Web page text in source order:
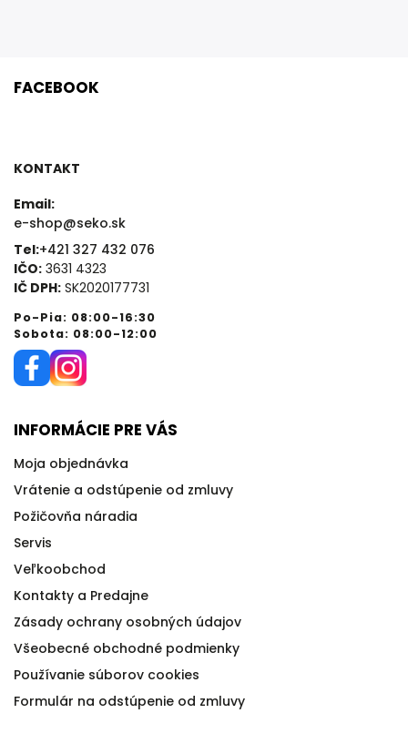
FACEBOOK
KONTAKT
Email:
e-shop@seko.sk
Tel:+421 327 432 076
IČO: 3631 4323
IČ DPH: SK2020177731
Po-Pia: 08:00-16:30
Sobota: 08:00-12:00
INFORMÁCIE PRE VÁS
Moja objednávka
Vrátenie a odstúpenie od zmluvy
Požičovňa náradia
Servis
Veľkoobchod
Kontakty a Predajne
Zásady ochrany osobných údajov
Všeobecné obchodné podmienky
Používanie súborov cookies
Formulár na odstúpenie od zmluvy